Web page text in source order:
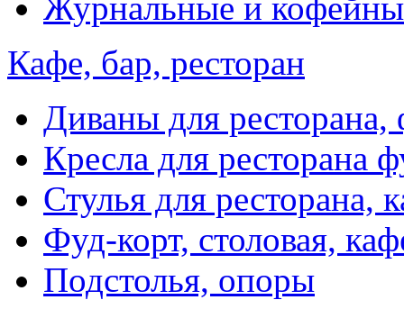
Кафе, бар, ресторан
Диваны для ресторана,
Кресла для ресторана
Стулья для ресторана,
Фуд-корт, столовая,
Подстолья, опоры